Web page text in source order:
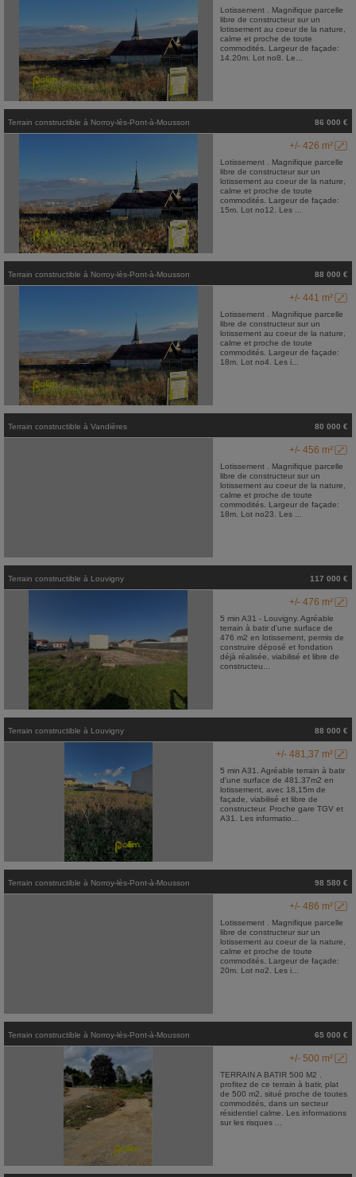
Lotissement . Magnifique parcelle
libre de constructeur sur un
lotissement au coeur de la nature,
calme et proche de toute
commodités. Largeur de façade:
14.20m. Lot no8. Le...
Terrain constructible à Norroy-lès-Pont-à-Mousson 86 000 €
+/- 426 m²
Lotissement . Magnifique parcelle
libre de constructeur sur un
lotissement au coeur de la nature,
calme et proche de toute
commodités. Largeur de façade:
15m. Lot no12. Les ...
Terrain constructible à Norroy-lès-Pont-à-Mousson 88 000 €
+/- 441 m²
Lotissement . Magnifique parcelle
libre de constructeur sur un
lotissement au coeur de la nature,
calme et proche de toute
commodités. Largeur de façade:
18m. Lot no4. Les i...
Terrain constructible à Vandières 80 000 €
+/- 456 m²
Lotissement . Magnifique parcelle
libre de constructeur sur un
lotissement au coeur de la nature,
calme et proche de toute
commodités. Largeur de façade:
18m. Lot no23. Les ...
Terrain constructible à Louvigny 117 000 €
+/- 476 m²
5 min A31 - Louvigny. Agréable
terrain à batir d'une surface de
476 m2 en lotissement, permis de
construire déposé et fondation
déjà réalisée, viabilisé et libre de
constructeu...
Terrain constructible à Louvigny 88 000 €
+/- 481,37 m²
5 min A31. Agréable terrain à batir
d'une surface de 481.37m2 en
lotissement, avec 18,15m de
façade, viabilisé et libre de
constructeur. Proche gare TGV et
A31. Les informatio...
Terrain constructible à Norroy-lès-Pont-à-Mousson 98 580 €
+/- 486 m²
Lotissement . Magnifique parcelle
libre de constructeur sur un
lotissement au coeur de la nature,
calme et proche de toute
commodités. Largeur de façade:
20m. Lot no2. Les i...
Terrain constructible à Norroy-lès-Pont-à-Mousson 65 000 €
+/- 500 m²
TERRAIN A BATIR 500 M2 .
profitez de ce terrain à batir, plat
de 500 m2, situé proche de toutes
commodités, dans un secteur
résidentiel calme. Les informations
sur les risques ...